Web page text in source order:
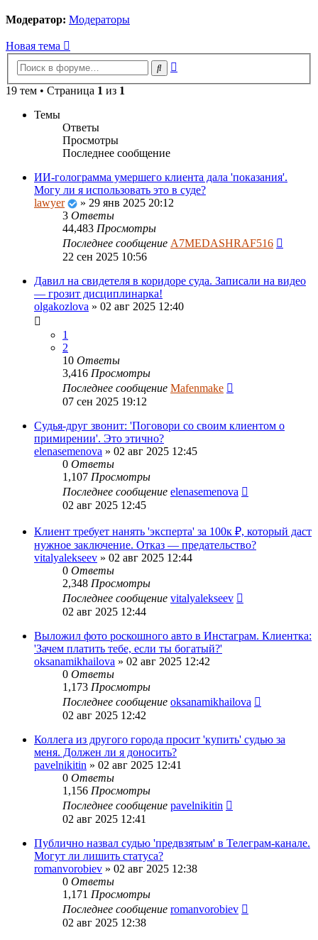
Модератор: Модераторы
Новая тема
Поиск
19 тем • Страница 1 из 1
Темы
Ответы
Просмотры
Последнее сообщение
ИИ-голограмма умершего клиента дала 'показания'.
Могу ли я использовать это в суде?
lawyer
» 29 янв 2025 20:12
3 Ответы
44,483 Просмотры
Последнее сообщение A7MEDASHRAF516
22 сен 2025 10:56
Давил на свидетеля в коридоре суда. Записали на видео
— грозит дисциплинарка!
olgakozlova » 02 авг 2025 12:40
1
2
10 Ответы
3,416 Просмотры
Последнее сообщение Mafenmake
07 сен 2025 19:12
Судья-друг звонит: 'Поговори со своим клиентом о
примирении'. Это этично?
elenasemenova » 02 авг 2025 12:45
0 Ответы
1,107 Просмотры
Последнее сообщение elenasemenova
02 авг 2025 12:45
Клиент требует нанять 'эксперта' за 100к ₽, который даст
нужное заключение. Отказ — предательство?
vitalyalekseev » 02 авг 2025 12:44
0 Ответы
2,348 Просмотры
Последнее сообщение vitalyalekseev
02 авг 2025 12:44
Выложил фото роскошного авто в Инстаграм. Клиентка:
'Зачем платить тебе, если ты богатый?'
oksanamikhailova » 02 авг 2025 12:42
0 Ответы
1,173 Просмотры
Последнее сообщение oksanamikhailova
02 авг 2025 12:42
Коллега из другого города просит 'купить' судью за
меня. Должен ли я доносить?
pavelnikitin » 02 авг 2025 12:41
0 Ответы
1,156 Просмотры
Последнее сообщение pavelnikitin
02 авг 2025 12:41
Публично назвал судью 'предвзятым' в Телеграм-канале.
Могут ли лишить статуса?
romanvorobiev » 02 авг 2025 12:38
0 Ответы
1,171 Просмотры
Последнее сообщение romanvorobiev
02 авг 2025 12:38